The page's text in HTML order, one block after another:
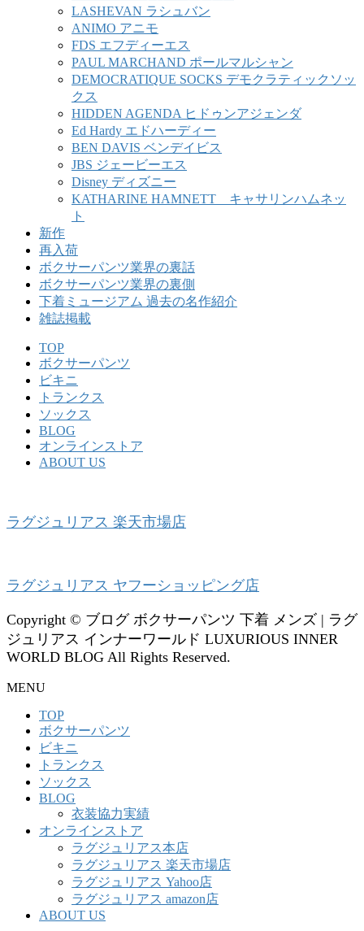
LASHEVAN ラシュバン
ANIMO アニモ
FDS エフディーエス
PAUL MARCHAND ポールマルシャン
DEMOCRATIQUE SOCKS デモクラティックソッ
クス
HIDDEN AGENDA ヒドゥンアジェンダ
Ed Hardy エドハーディー
BEN DAVIS ベンデイビス
JBS ジェービーエス
Disney ディズニー
KATHARINE HAMNETT キャサリンハムネッ
ト
新作
再入荷
ボクサーパンツ業界の裏話
ボクサーパンツ業界の裏側
下着ミュージアム 過去の名作紹介
雑誌掲載
TOP
ボクサーパンツ
ビキニ
トランクス
ソックス
BLOG
オンラインストア
ABOUT US
ラグジュリアス 楽天市場店
ラグジュリアス ヤフーショッピング店
Copyright © ブログ ボクサーパンツ 下着 メンズ | ラグ
ジュリアス インナーワールド LUXURIOUS INNER
WORLD BLOG All Rights Reserved.
MENU
TOP
ボクサーパンツ
ビキニ
トランクス
ソックス
BLOG
衣装協力実績
オンラインストア
ラグジュリアス本店
ラグジュリアス 楽天市場店
ラグジュリアス Yahoo店
ラグジュリアス amazon店
ABOUT US